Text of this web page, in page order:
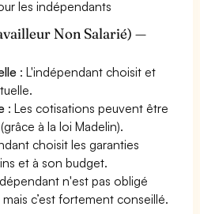
les indépendants
Non Salarié) —
: L'indépendant choisit et
: Les cotisations peuvent être
à la loi Madelin).
choisit les garanties
et à son budget.
n'est pas obligé
c’est fortement conseillé.